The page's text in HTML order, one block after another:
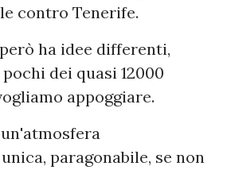
contro Tenerife.
ha idee differenti,
dei quasi 12000
appoggiare.
paragonabile, se non